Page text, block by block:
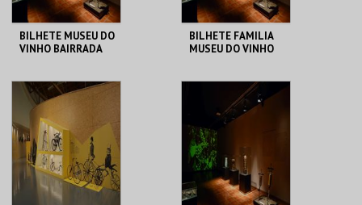
BILHETE MUSEU DO
VINHO BAIRRADA
MUSEU DO VINHO
BAIRRADA
MAIS INFO
COMPRAR
BILHETE FAMILIA
MUSEU DO VINHO
MUSEU DO VINHO
BAIRRADA
MAIS INFO
COMPRAR